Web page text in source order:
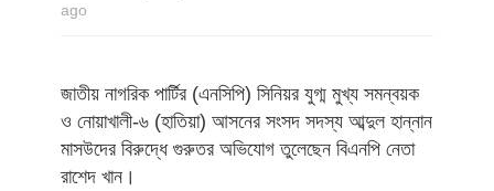
ago
জাতীয় নাগরিক পার্টির (এনসিপি) সিনিয়র যুগ্ম মুখ্য সমন্বয়ক
ও নোয়াখালী-৬ (হাতিয়া) আসনের সংসদ সদস্য আব্দুল হান্নান
মাসউদের বিরুদ্ধে গুরুতর অভিযোগ তুলেছেন বিএনপি নেতা
রাশেদ খান।